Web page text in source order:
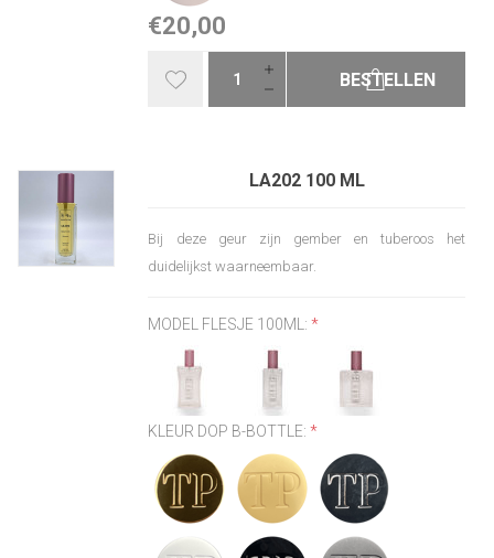
€20,00
BESTELLEN
LA202 100 ML
Bij deze geur zijn gember en tuberoos het
duidelijkst waarneembaar.
MODEL FLESJE 100ML:*
KLEUR DOP B-BOTTLE:*